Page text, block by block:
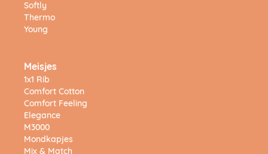
Softly
Thermo
Young
Meisjes
1x1 Rib
Comfort Cotton
Comfort Feeling
Elegance
M3000
Mondkapjes
Mix & Match